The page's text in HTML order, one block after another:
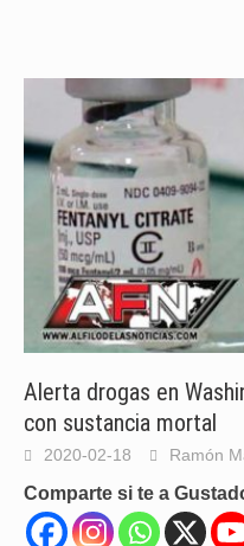
Alerta drogas en
con sustancia mortal
2020-02-18 Ramón
Comparte si te a